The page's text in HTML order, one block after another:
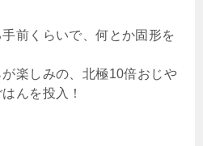
前くらいで、何とか固形を
楽しみの、北極10倍おじや
んを投入！